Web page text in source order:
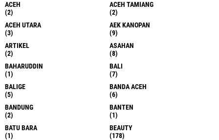
ACEH
(2)
ACEH TAMIANG
(2)
ACEH UTARA
(3)
AEK KANOPAN
(9)
ARTIKEL
(2)
ASAHAN
(8)
BAHARUDDIN
(1)
BALI
(7)
BALIGE
(5)
BANDA ACEH
(6)
BANDUNG
(2)
BANTEN
(1)
BATU BARA
(1)
BEAUTY
(178)